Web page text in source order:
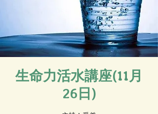
生命力活水講座(11月
26日)